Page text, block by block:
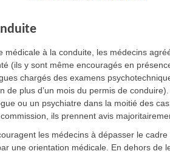
médicale à la conduite, les médecins
(ils y sont même encouragés en
chargés des examens
de plus d’un mois du permis de
ou un psychiatre dans la moitié des
ils prennent avis
les médecins à dépasser le
une orientation médicale. En dehors de